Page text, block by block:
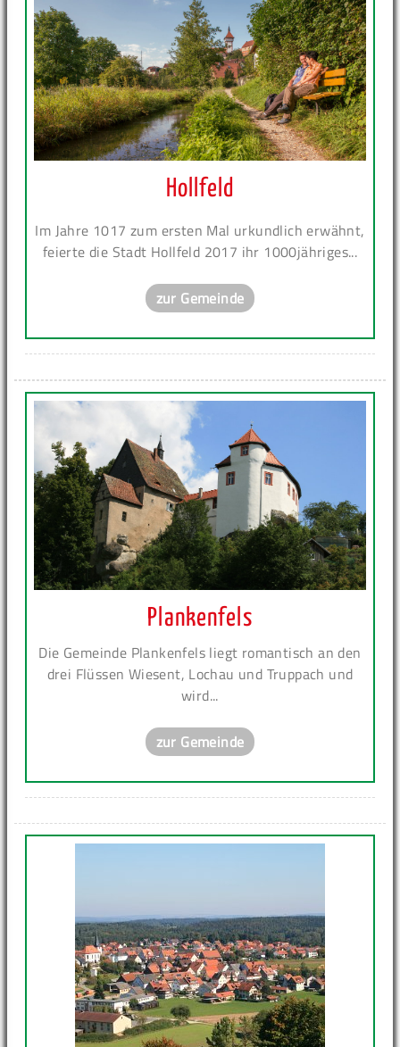
Hollfeld
Im Jahre 1017 zum ersten Mal urkundlich erwähnt,
feierte die Stadt Hollfeld 2017 ihr 1000jähriges...
zur Gemeinde
Plankenfels
Die Gemeinde Plankenfels liegt romantisch an den
drei Flüssen Wiesent, Lochau und Truppach und
wird...
zur Gemeinde